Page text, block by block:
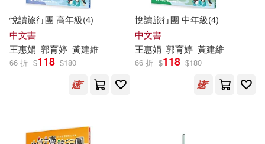
阿飛(3)
韋志中(3) 韋斯琴(3)
飛樂鳥(3) 馬守國(3)
三風樂器行(6) 中信出版社(6)
中國傳媒大學出版社(6)
台灣角川(6)
四川少年兒童出版社(6)
悅讀旅行團 高年級(4)
中文書
王惠娟 郭育婷 黃建維
66 折 $118 $180
悅讀旅行團 中年級(4)
中文書
王惠娟 郭育婷 黃建維
66 折 $118 $180